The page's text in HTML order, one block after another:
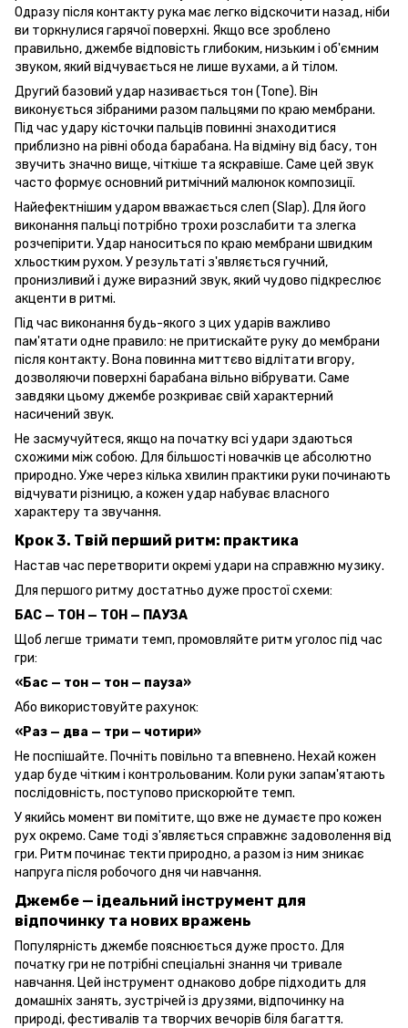
Одразу після контакту рука має легко відскочити назад, ніби
ви торкнулися гарячої поверхні. Якщо все зроблено
правильно, джембе відповість глибоким, низьким і об'ємним
звуком, який відчувається не лише вухами, а й тілом.
Другий базовий удар називається тон (Tone). Він
виконується зібраними разом пальцями по краю мембрани.
Під час удару кісточки пальців повинні знаходитися
приблизно на рівні обода барабана. На відміну від басу, тон
звучить значно вище, чіткіше та яскравіше. Саме цей звук
часто формує основний ритмічний малюнок композиції.
Найефектнішим ударом вважається слеп (Slap). Для його
виконання пальці потрібно трохи розслабити та злегка
розчепірити. Удар наноситься по краю мембрани швидким
хльостким рухом. У результаті з'являється гучний,
пронизливий і дуже виразний звук, який чудово підкреслює
акценти в ритмі.
Під час виконання будь-якого з цих ударів важливо
пам'ятати одне правило: не притискайте руку до мембрани
після контакту. Вона повинна миттєво відлітати вгору,
дозволяючи поверхні барабана вільно вібрувати. Саме
завдяки цьому джембе розкриває свій характерний
насичений звук.
Не засмучуйтеся, якщо на початку всі удари здаються
схожими між собою. Для більшості новачків це абсолютно
природно. Уже через кілька хвилин практики руки починають
відчувати різницю, а кожен удар набуває власного
характеру та звучання.
Крок 3. Твій перший ритм: практика
Настав час перетворити окремі удари на справжню музику.
Для першого ритму достатньо дуже простої схеми:
БАС — ТОН — ТОН — ПАУЗА
Щоб легше тримати темп, промовляйте ритм уголос під час
гри:
«Бас — тон — тон — пауза»
Або використовуйте рахунок:
«Раз — два — три — чотири»
Не поспішайте. Почніть повільно та впевнено. Нехай кожен
удар буде чітким і контрольованим. Коли руки запам'ятають
послідовність, поступово прискорюйте темп.
У якийсь момент ви помітите, що вже не думаєте про кожен
рух окремо. Саме тоді з'являється справжнє задоволення від
гри. Ритм починає текти природно, а разом із ним зникає
напруга після робочого дня чи навчання.
Джембе — ідеальний інструмент для
відпочинку та нових вражень
Популярність джембе пояснюється дуже просто. Для
початку гри не потрібні спеціальні знання чи тривале
навчання. Цей інструмент однаково добре підходить для
домашніх занять, зустрічей із друзями, відпочинку на
природі, фестивалів та творчих вечорів біля багаття.